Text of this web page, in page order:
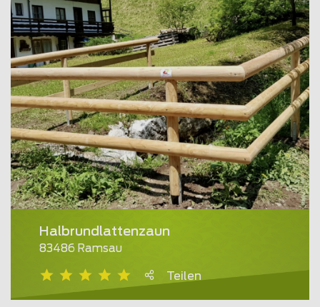
Halbrundlattenzaun
83486 Ramsau
Teilen